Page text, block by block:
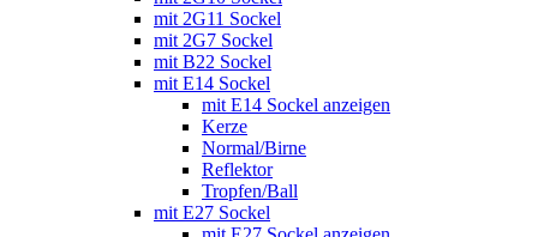
mit 2G11 Sockel
mit 2G7 Sockel
mit B22 Sockel
mit E14 Sockel
mit E14 Sockel anzeigen
Kerze
Normal/Birne
Reflektor
Tropfen/Ball
mit E27 Sockel